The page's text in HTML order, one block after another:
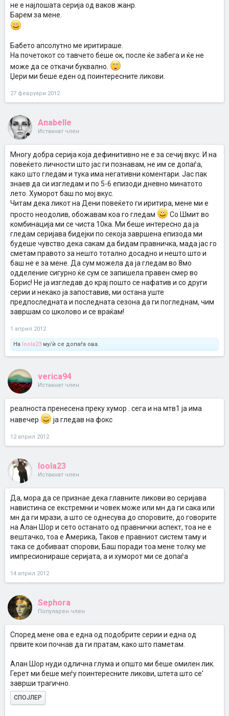
не е најлошата серија од ваков жанр.
Барем за мене.
Бабето апсолутно ме иритираше.
На почетокот со тавчето беше ок, после ќе забега и ќе не
може да се откачи буквално.
Џери ми беше еден од поинтересните ликови.
27 февруари 2012
Anabelle
Истакнат член
Многу добра серија која дефинитивно не е за сечиј вкус. И на
повеќето личности што јас ги познавам, не им се допаѓа,
како што гледам и тука има негативни коментари. Јас пак
знаев да си изгледам и по 5-6 епизоди дневно минатото
лето. Хуморот баш по мој вкус.
Читам дека ликот на Дени повеќето ги иритира, мене ми е
просто неодолив, обожавам коа го гледам
Со Шмит во
комбинација ми се чиста 10ка. Ми беше интересно да ја
гледам серијава бидејки по секоја завршена епизода ми
будеше чувство дека сакам да бидам правничка, мада јас го
сметам правото за нешто тотално досадно и нешто што и
баш не е за мене. Да сум можела да ја гледам во 8мо
одделение сигурно ќе сум се запишела правен смер во
Борис! Не ја изгледав до крај пошто се нафатив и со други
серии и некако ја запоставив, ми остана уште
предпоследната и последната сезона да ги погледнам, чим
завршам со школово и се враќам!
1 април 2012
На loola23 му/ѝ се допаѓа ова.
verica94
Истакнат член
реалноста пренесена преку хумор . сега и на мтв1 ја има
навечер
ја гледав на фокс
12 април 2012
loola23
Истакнат член
Да, мора да се признае дека главните ликови во серијава
навистина се екстремни и човек може или мн да ги сака или
мн да ги мрази, а што се однесува до споровите, до говорите
на Алан Шор и сето останато од правнички аспект, тоа не е
вештачко, тоа е Америка, Таков е правниот систем таму и
така се добиваат спорови, Баш поради тоа мене толку ме
импресионираше серијата, а и хуморот ми се допаѓа
14 април 2012
Sephora
Популарен член
Според мене ова е една од подобрите серии и една од
првите кои почнав да ги пратам, како што паметам.
Алан Шор нуди одлична глума и општо ми беше омилен лик.
Герет ми беше меѓу поинтересните ликови, штета што се'
заврши трагично.
СПОЈЛЕР